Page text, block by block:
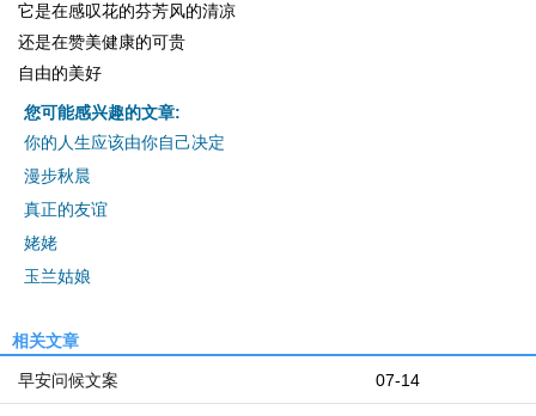
它是在感叹花的芬芳风的清凉
还是在赞美健康的可贵
自由的美好
您可能感兴趣的文章:
你的人生应该由你自己决定
漫步秋晨
真正的友谊
姥姥
玉兰姑娘
相关文章
07-14
早安问候文案